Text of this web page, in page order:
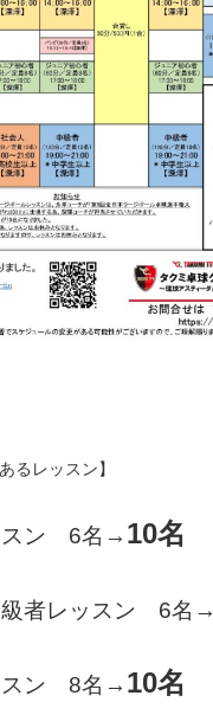
るレッスン】
スン 6名→ 10名
級者レッスン 6名→
スン 8名→ 10名